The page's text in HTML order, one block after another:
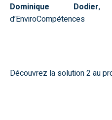
Dominique Dodier
d’EnviroCompétences
Découvrez la solution 2 au